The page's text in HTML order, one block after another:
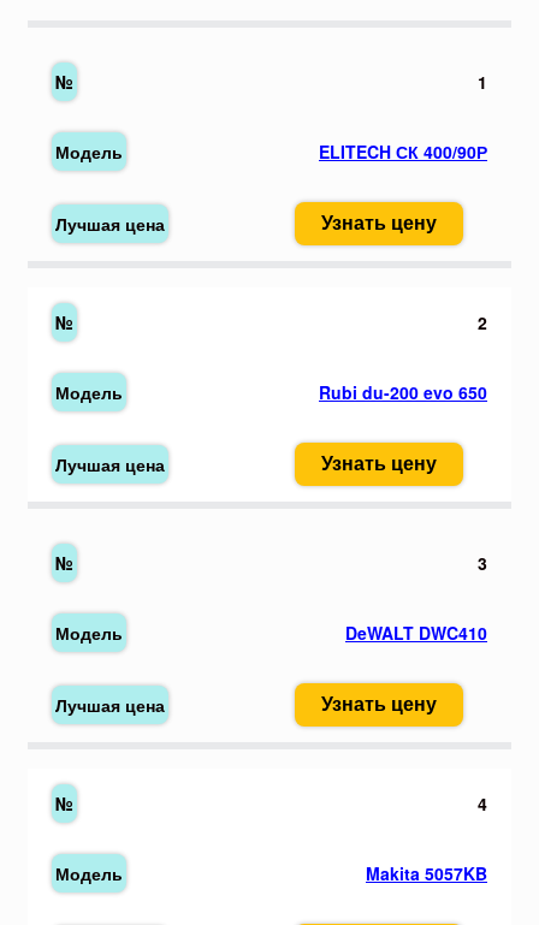
1
ELITECH СК 400/90Р
Узнать цену
2
Rubi du-200 evo 650
Узнать цену
3
DeWALT DWC410
Узнать цену
4
Makita 5057KB